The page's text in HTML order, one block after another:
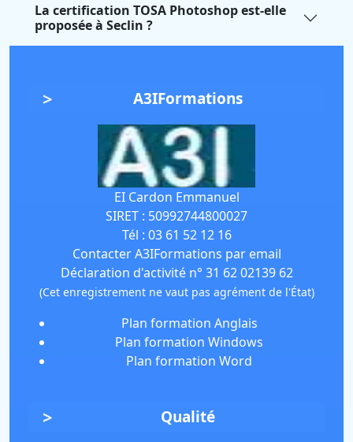
La certification TOSA Photoshop est-elle
proposée à Seclin ?
A3IFormations
EI Cardon Emmanuel
SIRET : 50992744800027
Tél : 03 61 52 12 16
Contacter A3IFormations par email
Déclaration d'activité n° 31 62 02139 62
(Cet enregistrement ne vaut pas agrément de l'État)
Plan formation Anglais
Plan formation Windows
Plan formation Word
Qualité